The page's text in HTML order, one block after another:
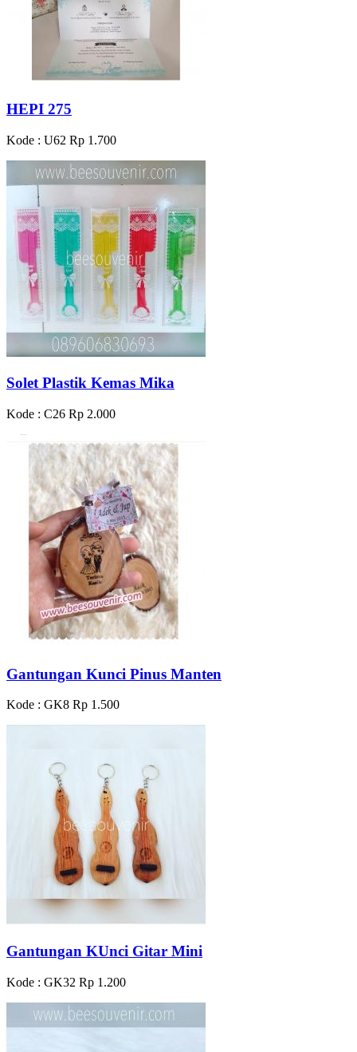
HEPI 275
Kode : U62 Rp 1.700
Solet Plastik Kemas Mika
Kode : C26 Rp 2.000
Gantungan Kunci Pinus Manten
Kode : GK8 Rp 1.500
Gantungan KUnci Gitar Mini
Kode : GK32 Rp 1.200